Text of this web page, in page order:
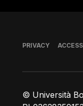
© Università
Piè di pagina
PRIVACY